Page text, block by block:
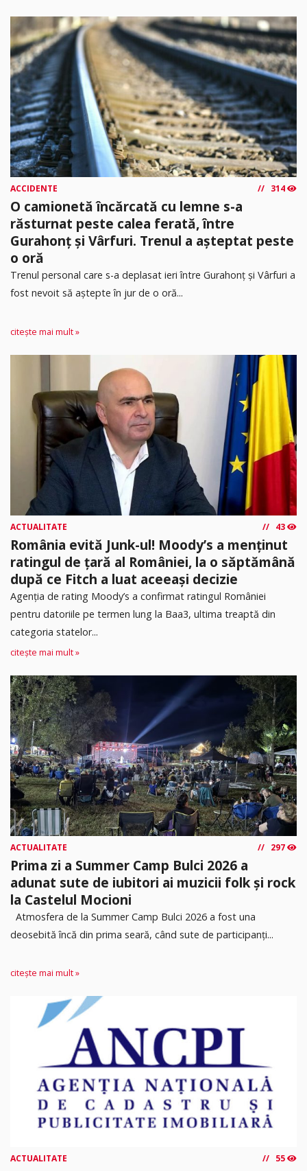
ACCIDENTE 314
O camionetă încărcată cu lemne s-a
răsturnat peste calea ferată, între
Gurahonț și Vârfuri. Trenul a așteptat peste
o oră
Trenul personal care s-a deplasat ieri între Gurahonț și Vârfuri a
fost nevoit să aștepte în jur de o oră...
citește mai mult »
ACTUALITATE 43
România evită Junk-ul! Moody’s a menținut
ratingul de țară al României, la o săptămână
după ce Fitch a luat aceeași decizie
Agenția de rating Moody’s a confirmat ratingul României
pentru datoriile pe termen lung la Baa3, ultima treaptă din
categoria statelor...
citește mai mult »
ACTUALITATE 297
Prima zi a Summer Camp Bulci 2026 a
adunat sute de iubitori ai muzicii folk și rock
la Castelul Mocioni
Atmosfera de la Summer Camp Bulci 2026 a fost una
deosebită încă din prima seară, când sute de participanți...
citește mai mult »
ACTUALITATE 55